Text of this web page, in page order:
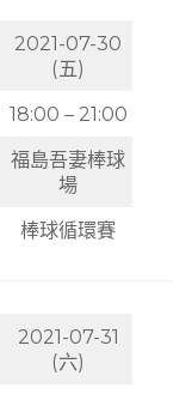
2021-07-30
(五)
18:00 – 21:00
福島吾妻棒球
場
棒球循環賽
2021-07-31
(六)